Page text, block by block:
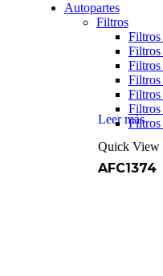
Autopartes
Filtros
Filtros
Filtros
Filtros
Filtros
Filtros
Filtros
Filtros
Leer más
Quick View
AFC1374